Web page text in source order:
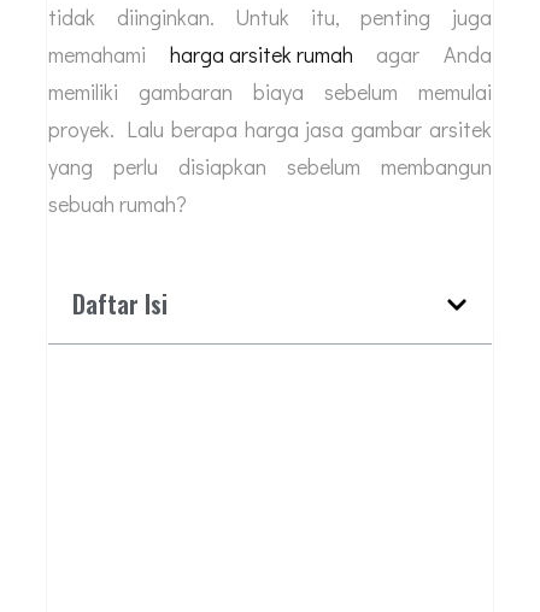
tidak diinginkan. Untuk itu, penting juga
memahami harga arsitek rumah agar Anda
memiliki gambaran biaya sebelum memulai
proyek. Lalu berapa harga jasa gambar arsitek
yang perlu disiapkan sebelum membangun
sebuah rumah?
Daftar Isi